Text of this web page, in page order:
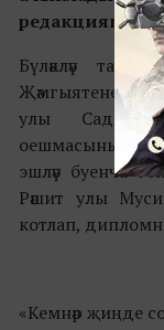
редакциягә
Бүләкләү
Җәмгыятенең
улы
оешмасының
эшләү буенча
Рәшит улы
котлап,
«Кемнәр җиңде